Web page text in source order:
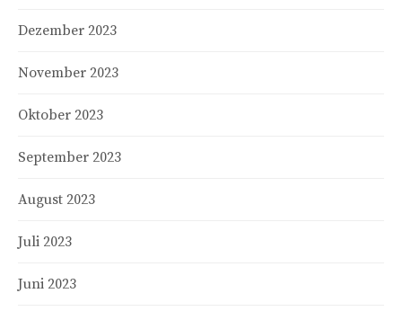
Dezember 2023
November 2023
Oktober 2023
September 2023
August 2023
Juli 2023
Juni 2023